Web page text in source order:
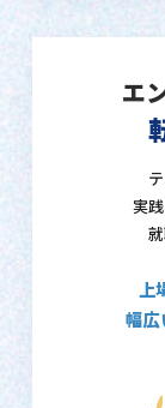
エ
実
上
幅広